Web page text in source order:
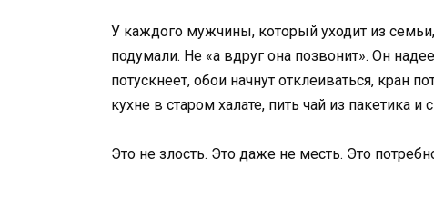
У каждого мужчины, который уходит из
подумали. Не «а вдруг она позвонит». Он
потускнеет, обои начнут отклеиваться, кран
кухне в старом халате, пить чай из пакетика и
Это не злость. Это даже не месть. Это